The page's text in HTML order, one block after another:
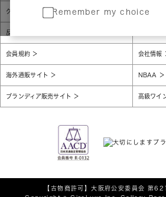
Remember my choice
グローバルプライバシーポリシー コンプラ
反社会的勢力に対する基本方針
会員規約 会社情報
海外通販サイト NBAA
ブランディア販売サイト 高級ワイ
【古物商許可】大阪府公安委員会 第